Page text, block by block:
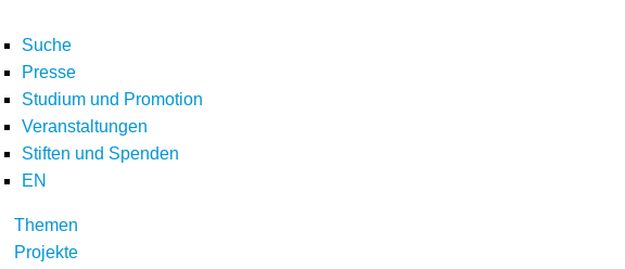
Suche
Presse
Studium und Promotion
Veranstaltungen
Stiften und Spenden
EN
Themen
Projekte
Home Präsentation zum Workshop der Stiftung Umweltenergierecht mit WEB Andresen
Teilen